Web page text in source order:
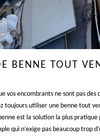
BENNE TOUT
vos encombrants ne sont pas des
toujours utiliser une benne tout
est la solution la plus pratique
qui n’exige pas beaucoup trop